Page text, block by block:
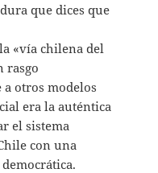
que dices que
«vía chilena del
rasgo
otros modelos
era la auténtica
el sistema
con una